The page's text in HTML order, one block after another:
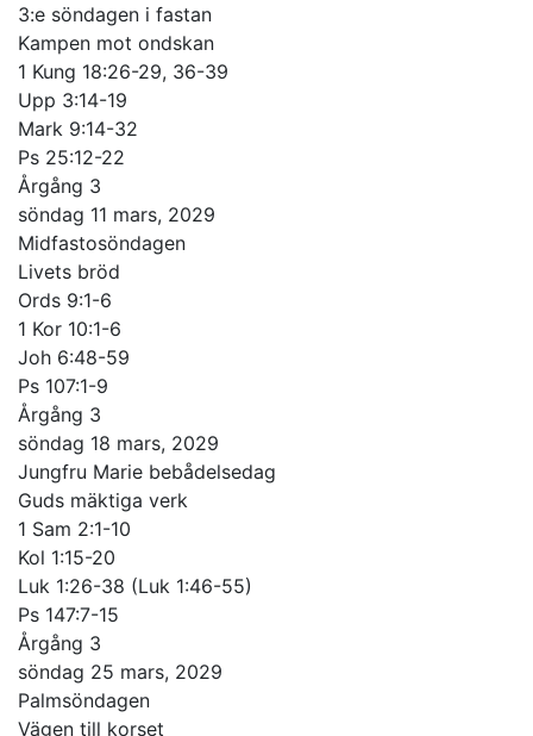
3:e söndagen i fastan
Kampen mot ondskan
1 Kung 18:26-29, 36-39
Upp 3:14-19
Mark 9:14-32
Ps 25:12-22
Årgång 3
söndag 11 mars, 2029
Midfastosöndagen
Livets bröd
Ords 9:1-6
1 Kor 10:1-6
Joh 6:48-59
Ps 107:1-9
Årgång 3
söndag 18 mars, 2029
Jungfru Marie bebådelsedag
Guds mäktiga verk
1 Sam 2:1-10
Kol 1:15-20
Luk 1:26-38 (Luk 1:46-55)
Ps 147:7-15
Årgång 3
söndag 25 mars, 2029
Palmsöndagen
Vägen till korset